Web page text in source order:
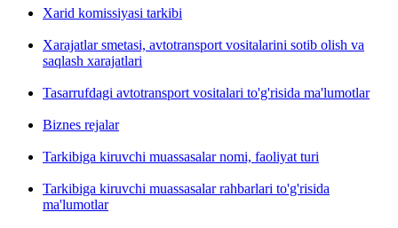
Xarid komissiyasi tarkibi
Xarajatlar smetasi, avtotransport vositalarini sotib olish va
saqlash xarajatlari
Tasarrufdagi avtotransport vositalari to'g'risida ma'lumotlar
Biznes rejalar
Tarkibiga kiruvchi muassasalar nomi, faoliyat turi
Tarkibiga kiruvchi muassasalar rahbarlari to'g'risida
ma'lumotlar